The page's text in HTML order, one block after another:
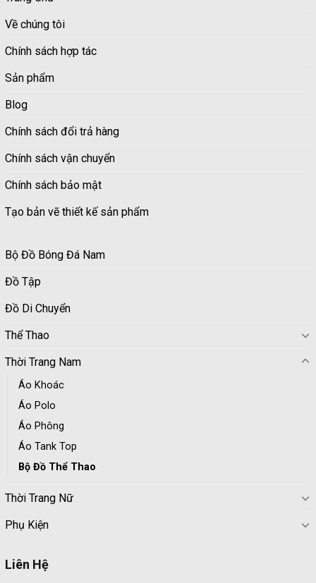
Về chúng tôi
Chính sách hợp tác
Sản phẩm
Blog
Chính sách đổi trả hàng
Chính sách vận chuyển
Chính sách bảo mật
Tạo bản vẽ thiết kế sản phẩm
Bộ Đồ Bóng Đá Nam
Đồ Tập
Đồ Di Chuyển
Thể Thao
Thời Trang Nam
Áo Khoác
Áo Polo
Áo Phông
Áo Tank Top
Bộ Đồ Thể Thao
Thời Trang Nữ
Phụ Kiện
Liên Hệ